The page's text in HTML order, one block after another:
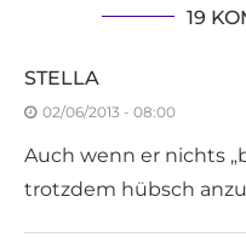
19
STELLA
02/06/2013 - 08:00
Auch wenn er nichts
trotzdem hübsch